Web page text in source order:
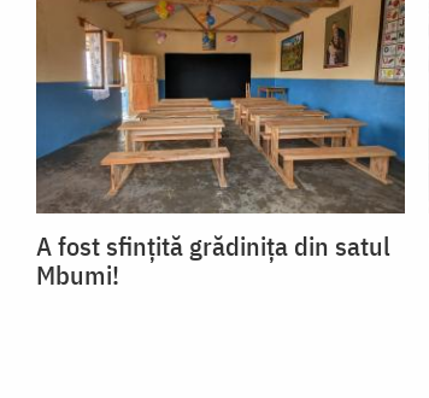
A fost sfințită grădinița din satul
Mbumi!